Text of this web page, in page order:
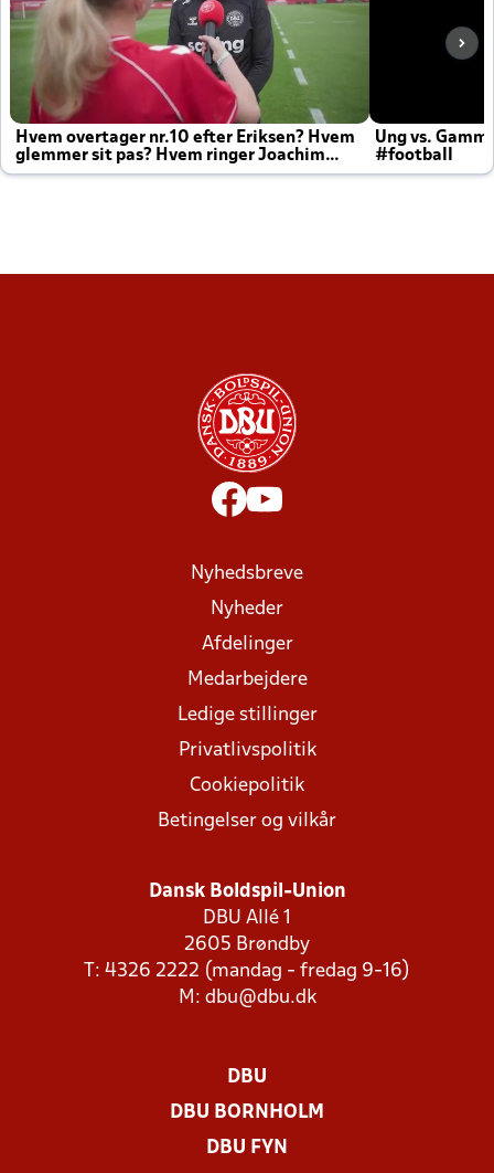
Hvem overtager nr.10 efter Eriksen? Hvem
glemmer sit pas? Hvem ringer Joachim
altid til efter kampe?
Ung vs.
#football
Nyhedsbreve
Nyheder
Afdelinger
Medarbejdere
Ledige stillinger
Privatlivspolitik
Cookiepolitik
Betingelser og vilkår
Dansk Boldspil-Union
DBU Allé 1
2605 Brøndby
T: 4326 2222 (mandag - fredag 9-16)
M: dbu@dbu.dk
DBU
DBU BORNHOLM
DBU FYN